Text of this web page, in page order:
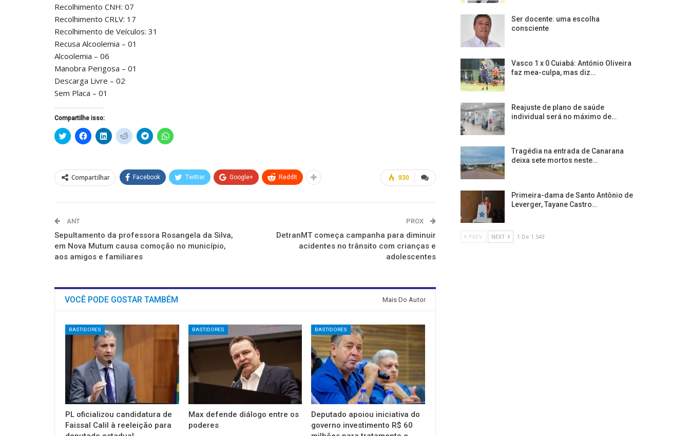
Recolhimento CNH: 07
Recolhimento CRLV: 17
Recolhimento de Veículos: 31
Recusa Alcoolemia – 01
Alcoolemia – 06
Manobra Perigosa – 01
Descarga Livre – 02
Sem Placa – 01
Compartilhe isso:
Clique
para
em
nova
janela)
Clique
para
em
nova
janela)
Clique
para
em
nova
janela)
Clique
para
em
nova
janela)
Clique
para
em
nova
janela)
Clique
para
em
nova
janela) 930
Compartilhar Facebook Twitter Google+ ReddIt
ANT
Sepultamento da professora Rosangela da Silva,
em Nova Mutum causa comoção no município,
aos amigos e familiares
PROX
DetranMT começa campanha para diminuir
acidentes no trânsito com crianças e
adolescentes
VOCÊ PODE GOSTAR TAMBÉM Mais Do Autor
BASTIDORES
PL oficializou candidatura de
Faissal Calil à reeleição para
BASTIDORES
Max defende diálogo entre os
poderes
BASTIDORES
Deputado apoiou iniciativa do
governo investimento R$ 60
Ser docente: uma escolha
consciente
Vasco 1 x 0 Cuiabá: António Oliveira
faz mea-culpa, mas diz…
Reajuste de plano de saúde
individual será no máximo de…
Tragédia na entrada de Canarana
deixa sete mortos neste…
Primeira-dama de Santo Antônio de
Leverger, Tayane Castro…
PREV NEXT 1 De 1.543